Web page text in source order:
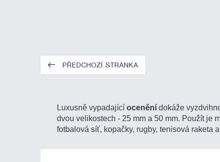
PŘEDCHOZÍ STRÁNKA
Luxusně vypadajícíoceněnídokáže
dvou velikostech - 25 mm a 50 mm. Použít je
fotbalová síť, kopačky, rugby, tenisová raketa